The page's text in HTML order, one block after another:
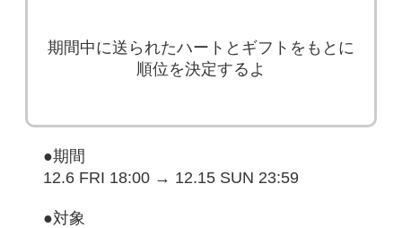
期間中に送られたハートとギフトをもとに
順位を決定するよ
●期間
12.6 FRI 18:00 → 12.15 SUN 23:59
●対象